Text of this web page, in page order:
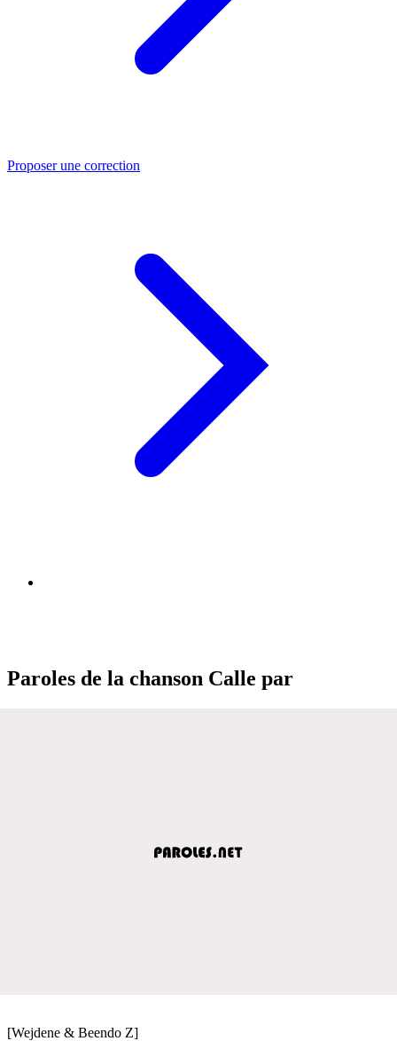
Proposer une correction
Paroles de la chanson Calle par
[Wejdene & Beendo Z]